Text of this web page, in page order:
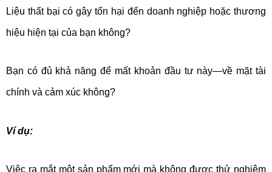
Liệu thất bại có gây tổn hại đến doanh nghiệp hoặc thương
hiệu hiện tại của bạn không?
Bạn có đủ khả năng để mất khoản đầu tư này—về mặt tài
chính và cảm xúc không?
Ví dụ:
Việc ra mắt một sản phẩm mới mà không được thử nghiệm